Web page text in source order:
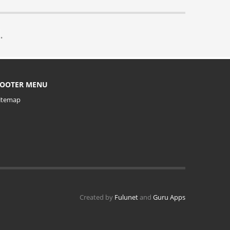
MENU
Created by Fulunetand Guru Apps